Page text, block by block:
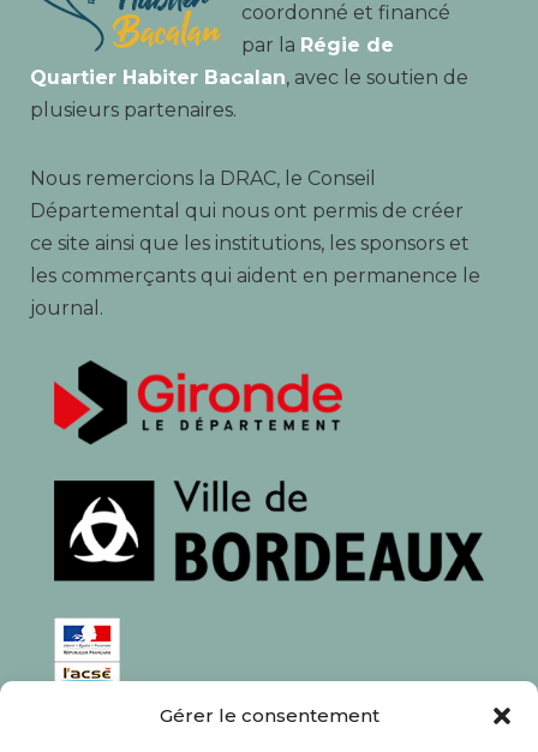
Gérer le consentement
coordonné et financé
par la Régie de
Quartier Habiter Bacalan, avec le soutien de
plusieurs partenaires.
Nous remercions la DRAC, le Conseil
Départemental qui nous ont permis de créer
ce site ainsi que les institutions, les sponsors et
les commerçants qui aident en permanence le
journal.